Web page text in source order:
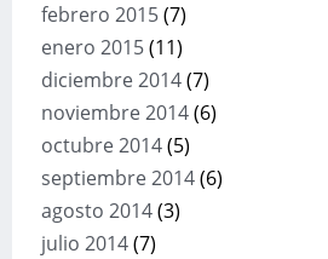
febrero 2015(7)
enero 2015(11)
diciembre 2014(7)
noviembre 2014(6)
octubre 2014(5)
septiembre 2014(6)
agosto 2014(3)
julio 2014(7)